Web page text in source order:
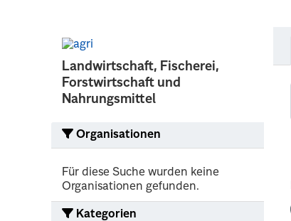
Landwirtschaft, Fischerei,
Forstwirtschaft und
Nahrungsmittel
Organisationen
Für diese Suche wurden keine
Organisationen gefunden.
Kategorien